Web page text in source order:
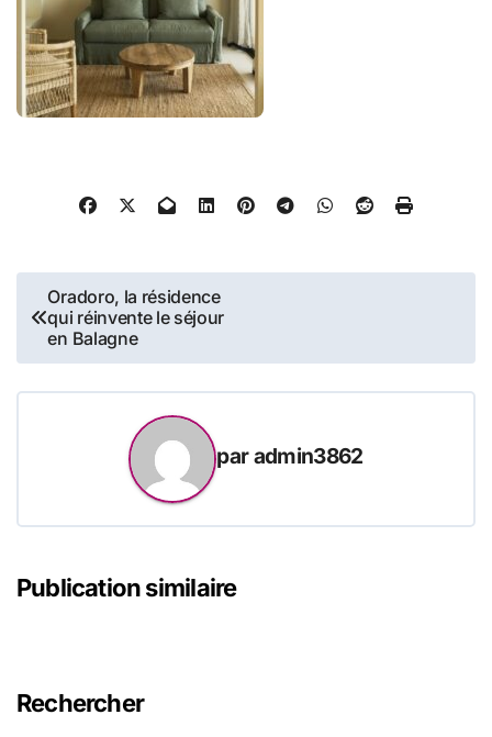
Navigation
de
l’article
Oradoro, la résidence
qui réinvente le séjour
en Balagne
paradmin3862
Publication similaire
Rechercher